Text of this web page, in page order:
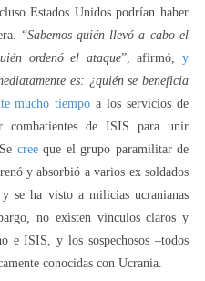
Estados Unidos podrían haber
“Sabemos quién llevó a cabo el
ordenó el ataque”, afirmó,y
es: ¿quién se beneficia
mucho tiempo a los servicios de
combatientes de ISIS para unir
creeque el grupo paramilitar de
y absorbió a varios ex soldados
se ha visto a milicias ucranianas
no existen vínculos claros y
e ISIS, y los sospechosos –todos
conocidas con Ucrania.